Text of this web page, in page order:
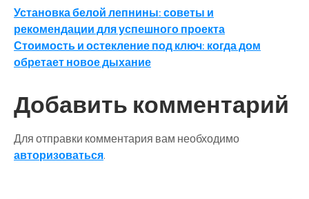
Навигация
по
записям
Установка белой лепнины: советы и
рекомендации для успешного проекта
Стоимость и остекление под ключ: когда дом
обретает новое дыхание
Добавить комментарий
Для отправки комментария вам необходимо
авторизоваться.